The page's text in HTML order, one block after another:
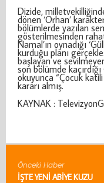
Dizide,
dönen ‘Orhan’
bölümlerde yazılan
gösterilmesinden
Namal’ın oynadığı
kurduğu planı
başlayan ve
son bölümde
okuyunca “Çocuk
kararı almış.
KAYNAK :
Önceki Haber
İŞTE YENI ABIYE KUZU